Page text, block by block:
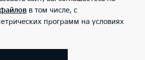
д. 264; Телефон: +7 (345) 229-
ОГРН: 1067203318126), ООО «Киа
адрес: г.Москва, Валовая 26;
80; ИНН: 7728674093; ОГРН:
на территории РФ в
в том числе, с
программ на условиях